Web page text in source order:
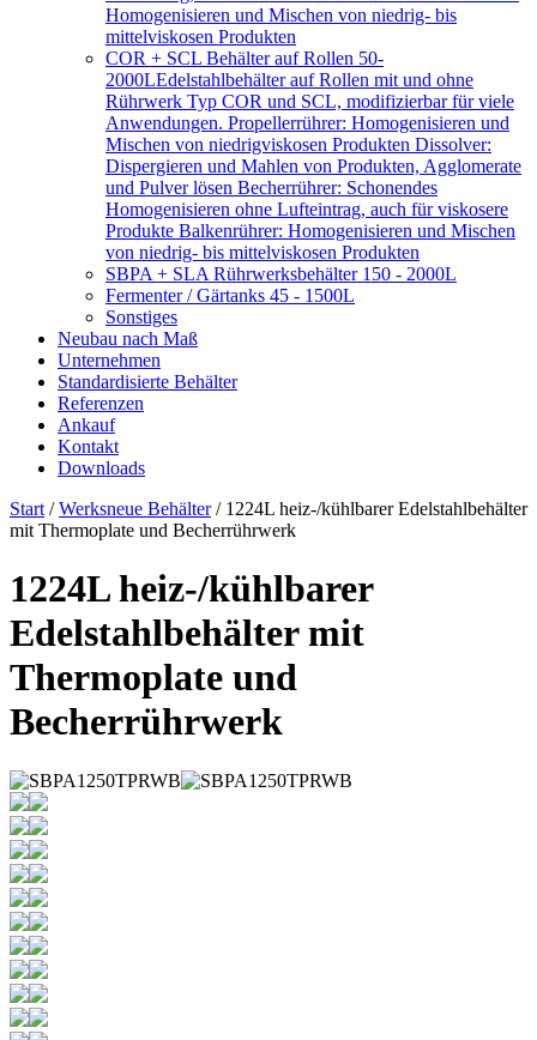
Homogenisieren und Mischen von niedrig- bis
mittelviskosen Produkten
COR + SCL Behälter auf Rollen 50-
2000LEdelstahlbehälter auf Rollen mit und ohne
Rührwerk Typ COR und SCL, modifizierbar für viele
Anwendungen. Propellerrührer: Homogenisieren und
Mischen von niedrigviskosen Produkten Dissolver:
Dispergieren und Mahlen von Produkten, Agglomerate
und Pulver lösen Becherrührer: Schonendes
Homogenisieren ohne Lufteintrag, auch für viskosere
Produkte Balkenrührer: Homogenisieren und Mischen
von niedrig- bis mittelviskosen Produkten
SBPA + SLA Rührwerksbehälter 150 - 2000L
Fermenter / Gärtanks 45 - 1500L
Sonstiges
Neubau nach Maß
Unternehmen
Standardisierte Behälter
Referenzen
Ankauf
Kontakt
Downloads
Start /Werksneue Behälter/ 1224L heiz-/kühlbarer Edelstahlbehälter
mit Thermoplate und Becherrührwerk
1224L heiz-/kühlbarer
Edelstahlbehälter mit
Thermoplate und
Becherrührwerk